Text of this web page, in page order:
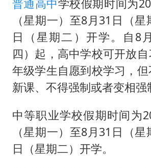
普通高中学校假期时间为
（星期一）至8月31日（
日（星期二）开学。自8
四）起，高中学校可开放
年级学生自愿到校学习，
新课、不得强制或者变相强
中等职业学校假期时间为
（星期一）至8月31日（
日（星期二）开学。